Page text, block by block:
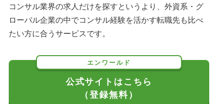
コンサル業界の求人だけを探すというより、外資系・グ
ローバル企業の中でコンサル経験を活かす転職先も比べ
たい方に合うサービスです。
エンワールド
公式サイトはこちら
（登録無料）